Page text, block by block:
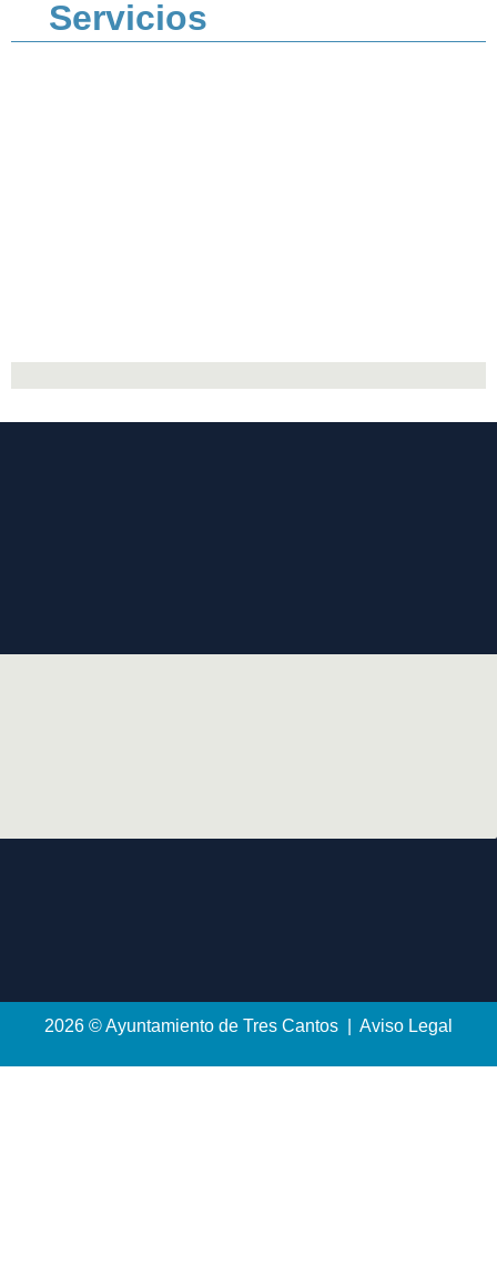
Servicios
2026 © Ayuntamiento de Tres Cantos | Aviso Legal